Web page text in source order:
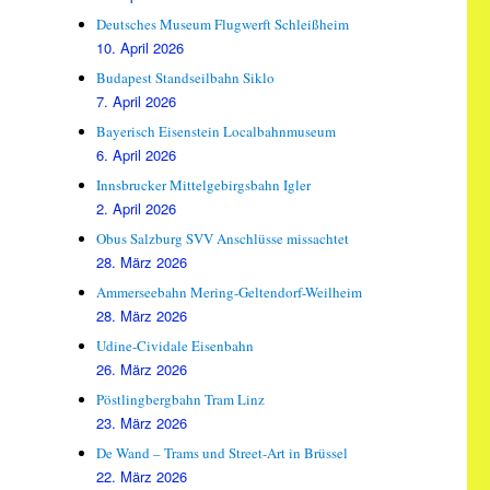
Deutsches Museum Flugwerft Schleißheim
10. April 2026
Budapest Standseilbahn Siklo
7. April 2026
Bayerisch Eisenstein Localbahnmuseum
6. April 2026
Innsbrucker Mittelgebirgsbahn Igler
2. April 2026
Obus Salzburg SVV Anschlüsse missachtet
28. März 2026
Ammerseebahn Mering-Geltendorf-Weilheim
28. März 2026
Udine-Cividale Eisenbahn
26. März 2026
Pöstlingbergbahn Tram Linz
23. März 2026
De Wand – Trams und Street-Art in Brüssel
22. März 2026